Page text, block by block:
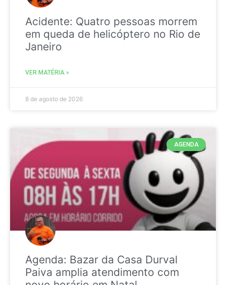
Acidente: Quatro pessoas morrem
em queda de helicóptero no Rio de
Janeiro
VER MATÉRIA »
8 de agosto de 2026
AGENDA
Agenda: Bazar da Casa Durval
Paiva amplia atendimento com